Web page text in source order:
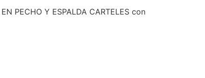
PECHO Y ESPALDA CARTELES con